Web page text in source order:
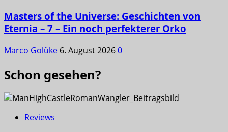
Masters of the Universe: Geschichten von
Eternia – 7 – Ein noch perfekterer Orko
Marco Golüke 6. August 20260
Schon gesehen?
Reviews